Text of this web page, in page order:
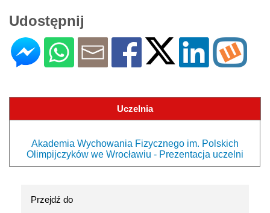
Udostępnij
Uczelnia
Akademia Wychowania Fizycznego im. Polskich
Olimpijczyków we Wrocławiu - Prezentacja uczelni
Przejdź do